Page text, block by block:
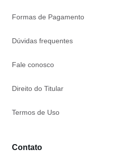
Formas de Pagamento
Dúvidas frequentes
Fale conosco
Direito do Titular
Termos de Uso
Contato